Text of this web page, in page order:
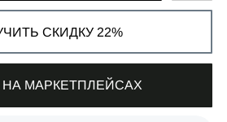
СКИДКУ 22%
НА МАРКЕТПЛЕЙСАХ